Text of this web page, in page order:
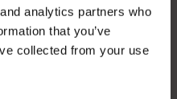
analytics partners who
that you’ve
collected from your use